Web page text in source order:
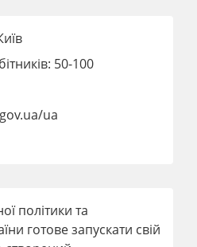
50-100
ua
політики та
готове запускати свій